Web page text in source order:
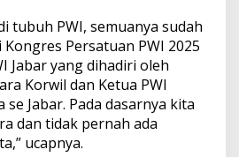
tubuh PWI, semuanya sudah
Persatuan PWI 2025
Jabar yang dihadiri oleh
Korwil dan Ketua PWI
Jabar. Pada dasarnya kita
dan tidak pernah ada
ucapnya.